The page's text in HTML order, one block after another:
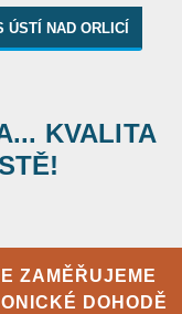
ÚSTÍ NAD ORLICÍ
KVALITA
ZAMĚŘUJEME
DOHODĚ